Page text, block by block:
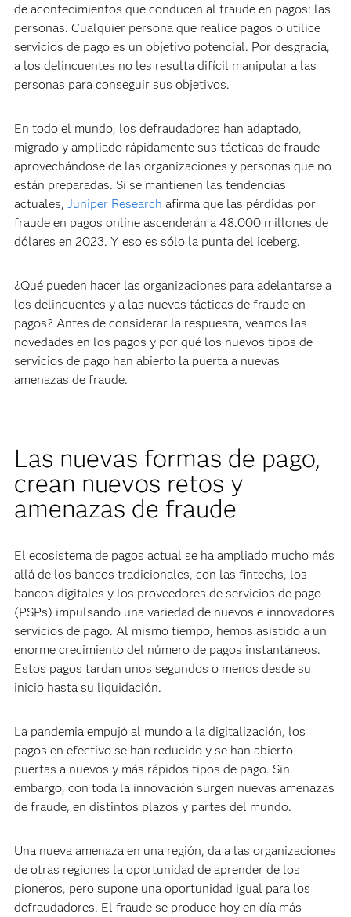
de acontecimientos que conducen al fraude en pagos: las
personas. Cualquier persona que realice pagos o utilice
servicios de pago es un objetivo potencial. Por desgracia,
a los delincuentes no les resulta difícil manipular a las
personas para conseguir sus objetivos.
En todo el mundo, los defraudadores han adaptado,
migrado y ampliado rápidamente sus tácticas de fraude
aprovechándose de las organizaciones y personas que no
están preparadas. Si se mantienen las tendencias
actuales, Juniper Research afirma que las pérdidas por
fraude en pagos online ascenderán a 48.000 millones de
dólares en 2023. Y eso es sólo la punta del iceberg.
¿Qué pueden hacer las organizaciones para adelantarse a
los delincuentes y a las nuevas tácticas de fraude en
pagos? Antes de considerar la respuesta, veamos las
novedades en los pagos y por qué los nuevos tipos de
servicios de pago han abierto la puerta a nuevas
amenazas de fraude.
Las nuevas formas de pago,
crean nuevos retos y
amenazas de fraude
El ecosistema de pagos actual se ha ampliado mucho más
allá de los bancos tradicionales, con las fintechs, los
bancos digitales y los proveedores de servicios de pago
(PSPs) impulsando una variedad de nuevos e innovadores
servicios de pago. Al mismo tiempo, hemos asistido a un
enorme crecimiento del número de pagos instantáneos.
Estos pagos tardan unos segundos o menos desde su
inicio hasta su liquidación.
La pandemia empujó al mundo a la digitalización, los
pagos en efectivo se han reducido y se han abierto
puertas a nuevos y más rápidos tipos de pago. Sin
embargo, con toda la innovación surgen nuevas amenazas
de fraude, en distintos plazos y partes del mundo.
Una nueva amenaza en una región, da a las organizaciones
de otras regiones la oportunidad de aprender de los
pioneros, pero supone una oportunidad igual para los
defraudadores. El fraude se produce hoy en día más